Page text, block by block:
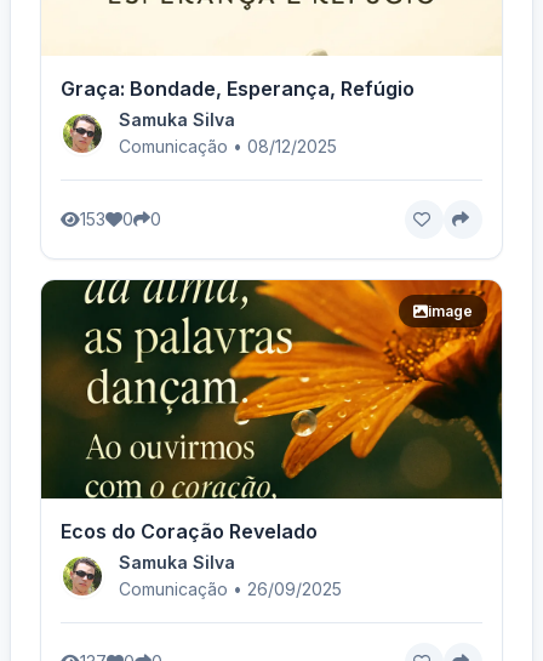
Graça: Bondade, Esperança, Refúgio
Samuka Silva
Comunicação • 08/12/2025
153 0 0
image
Ecos do Coração Revelado
Samuka Silva
Comunicação • 26/09/2025